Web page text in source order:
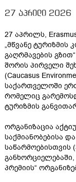
27 აპრილი 2026
27 აპრილს,
„მწვანე ტურიზმის
გაღრმავების
შორის პირველი
(Caucasus
საქართველოში
რომელიც
ტურიზმის
ორგანიზაცია
საქმიანობებისა
საწარმოებისთვის
პრემიის“